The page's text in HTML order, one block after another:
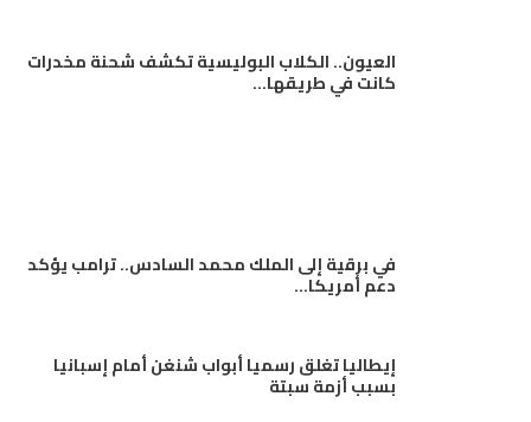
العيون.. الكلاب البوليسية تكشف شحنة مخدرات
كانت في طريقها…
في برقية إلى الملك محمد السادس.. ترامب يؤكد
دعم أمريكا…
إيطاليا تغلق رسميا أبواب شنغن أمام إسبانيا
بسبب أزمة سبتة